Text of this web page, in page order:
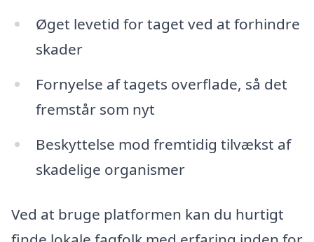
Øget levetid for taget ved at forhindre
skader
Fornyelse af tagets overflade, så det
fremstår som nyt
Beskyttelse mod fremtidig tilvækst af
skadelige organismer
Ved at bruge platformen kan du hurtigt